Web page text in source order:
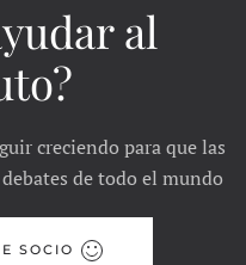
al
creciendo para que las
de todo el mundo
SOCIO